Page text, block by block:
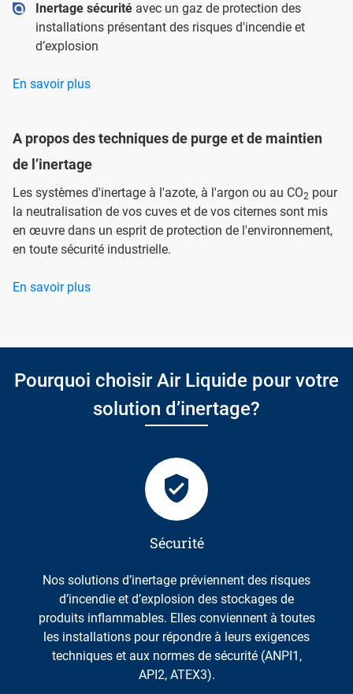
Inertage sécuritéavec un gaz de protection des
installations présentant des risques d'incendie et
d’explosion
En savoir plus
A propos des techniques de purge et de maintien
de l’inertage
Les systèmes d'inertage à l'azote, à l'argon ou au CO2 pour
la neutralisation de vos cuves et de vos citernes sont mis
en œuvre dans un esprit de protection de l'environnement,
en toute sécurité industrielle.
En savoir plus
Pourquoi choisir Air Liquide pour votre
solution d’inertage?
Sécurité
Nos solutions d’inertage préviennent des risques
d’incendie et d’explosion des stockages de
produits inflammables. Elles conviennent à toutes
les installations pour répondre à leurs exigences
techniques et aux normes de sécurité (ANPI1,
API2, ATEX3).